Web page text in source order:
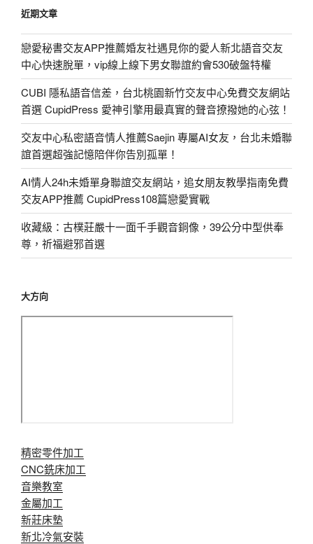
近期文章
戀愛秘書交友APP推薦婚友社遇見你的愛人新北語音交友
中心快速脫單，vip線上線下男女聯誼約會530破盤特權
CUBI 隱私語音信差，台北桃園新竹交友中心免費交友網站
首選 CupidPress 愛神引擎用最真實的聲音撩撥她的心弦！
交友中心私密語音情人推薦Saejin 專屬AI女友，台北未婚聯
誼首選超強記憶陪伴你告別孤單！
AI情人24h未婚單身聯誼交友網站，追女朋友教學指南免費
交友APP推薦 CupidPress108篇戀愛實戰
收藏級：古樸莊嚴十一面千手觀音銅像，39公分中型供奉
尊，祈福避邪首選
大方向
精密零件加工
CNC銑床加工
音樂教室
金屬加工
新莊床墊
新北冷氣安裝